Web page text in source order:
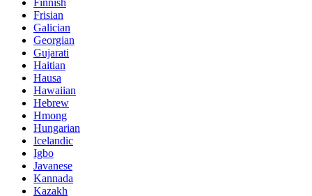
Finnish
Frisian
Galician
Georgian
Gujarati
Haitian
Hausa
Hawaiian
Hebrew
Hmong
Hungarian
Icelandic
Igbo
Javanese
Kannada
Kazakh